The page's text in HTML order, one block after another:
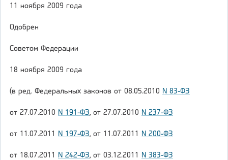
11 ноября 2009 года
Одобрен
Советом Федерации
18 ноября 2009 года
(в ред. Федеральных законов от 08.05.2010 N 83-ФЗ
от 27.07.2010 N 191-ФЗ, от 27.07.2010 N 237-ФЗ
от 11.07.2011 N 197-ФЗ, от 11.07.2011 N 200-ФЗ
от 18.07.2011 N 242-ФЗ, от 03.12.2011 N 383-ФЗ